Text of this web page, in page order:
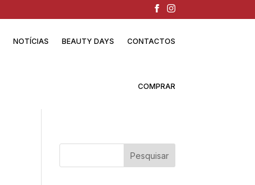
NOTÍCIAS BEAUTY DAYS CONTACTOS
COMPRAR
Pesquisar